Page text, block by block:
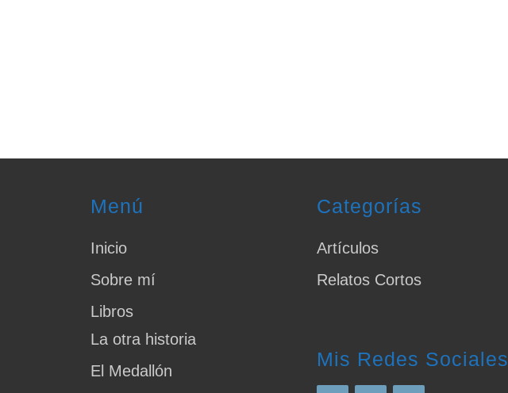
Menú
Inicio
Sobre mí
Libros
La otra historia
El Medallón
Categorías
Artículos
Relatos Cortos
Mis Redes Sociales